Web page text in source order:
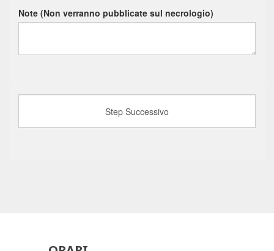
Note (Non verranno pubblicate sul necrologio)